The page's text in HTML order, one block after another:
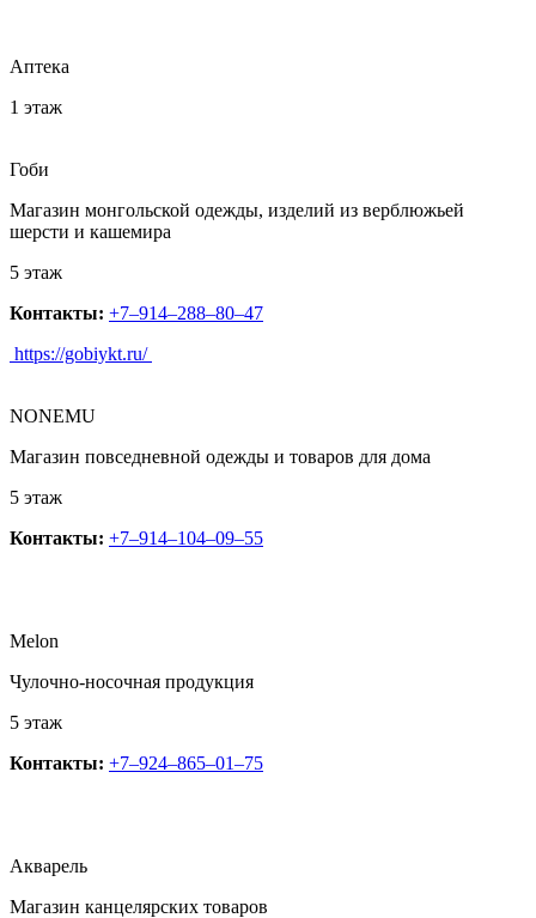
Аптека
1 этаж
Гоби
Магазин монгольской одежды, изделий из верблюжьей
шерсти и кашемира
5 этаж
Контакты: +7‒914‒288‒80‒47
https://gobiykt.ru/
NONEMU
Магазин повседневной одежды и товаров для дома
5 этаж
Контакты: +7‒914‒104‒09‒55
Melon
Чулочно-носочная продукция
5 этаж
Контакты: +7‒924‒865‒01‒75
Акварель
Магазин канцелярских товаров